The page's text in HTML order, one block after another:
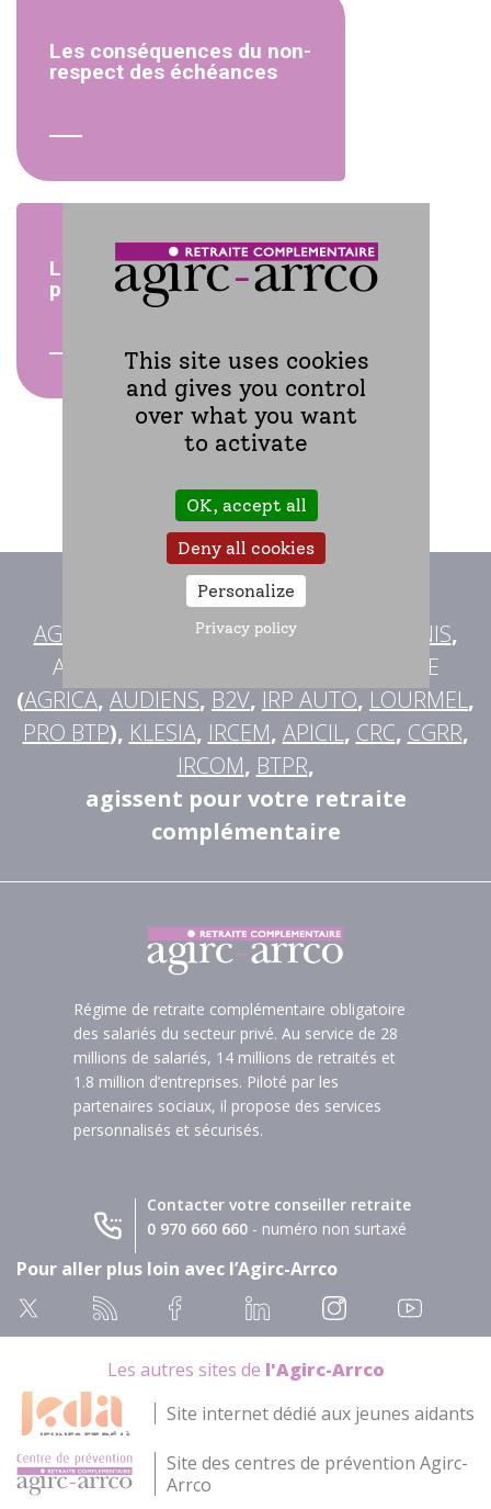
Les conséquences du non-
respect des échéances
Les modalités de
paiement
Avec l'AGIRC-ARRCO
AG2R LA MONDIALE,MALAKOFF HUMANIS,
ALLIANCE PROFESSIONNELLE RETRAITE
(AGRICA, AUDIENS, B2V, IRP AUTO, LOURMEL,
PRO BTP), KLESIA, IRCEM, APICIL, CRC, CGRR,
IRCOM, BTPR,
agissent pour votre retraite
complémentaire
Régime de retraite complémentaire obligatoire
des salariés du secteur privé. Au service de 28
millions de salariés, 14 millions de retraités et
1.8 million d’entreprises. Piloté par les
partenaires sociaux, il propose des services
personnalisés et sécurisés.
Contacter votre conseiller retraite
0 970 660 660- numéro non surtaxé
Pour aller plus loin avec l’Agirc-Arrco
Les autres sites de l'Agirc-Arrco
Site internet dédié aux jeunes aidants
Site des centres de prévention Agirc-
Arrco
This site uses cookies
and gives you control
over what you want
to activate
OK, accept all
Deny all cookies
Personalize
Privacy policy